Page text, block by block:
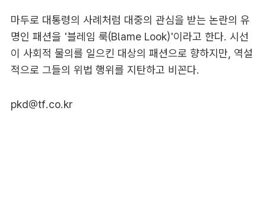
마두로 대통령의 사례처럼 대중의 관심을 받는 논란의 유
명인 패션을 '블레임 룩(Blame Look)'이라고 한다. 시선
이 사회적 물의를 일으킨 대상의 패션으로 향하지만, 역설
적으로 그들의 위법 행위를 지탄하고 비꼰다.
pkd@tf.co.kr